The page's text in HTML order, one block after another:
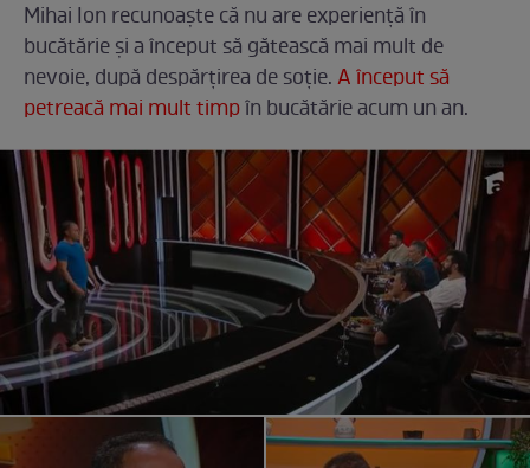
Mihai Ion recunoaște că nu are experiență în
bucătărie și a început să gătească mai mult de
nevoie, după despărțirea de soție.A început să
petreacă mai mult timpîn bucătărie acum un an.